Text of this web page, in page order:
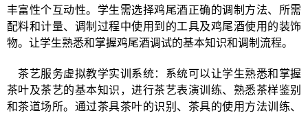
丰富性个互动性。学生需选择鸡尾酒正确的调制方法、所需
配料和计量、调制过程中使用到的工具及鸡尾酒使用的装饰
物。让学生熟悉和掌握鸡尾酒调试的基本知识和调制流程。
茶艺服务虚拟教学实训系统：系统可以让学生熟悉和掌握
茶叶及茶艺的基本知识，进行茶艺表演训练、熟悉茶样鉴别
和茶道场所。通过茶具茶叶的识别、茶具的使用方法训练、